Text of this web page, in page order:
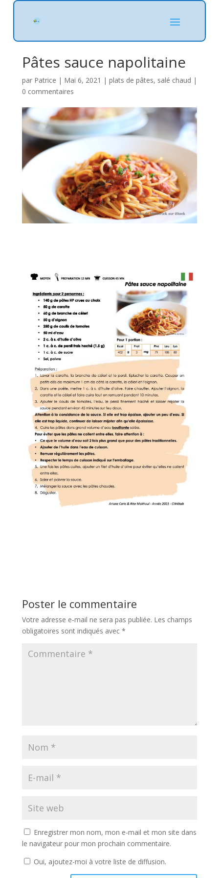
Pâtes sauce napolitaine
par Patrice | Mai 6, 2021 | plats de pâtes, salé chaud |
0 commentaires
Poster le commentaire
Votre adresse e-mail ne sera pas publiée. Les champs
obligatoires sont indiqués avec *
Enregistrer mon nom, mon e-mail et mon site dans
le navigateur pour mon prochain commentaire.
Oui, ajoutez-moi à votre liste de diffusion.